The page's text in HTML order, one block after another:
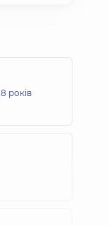
8 років